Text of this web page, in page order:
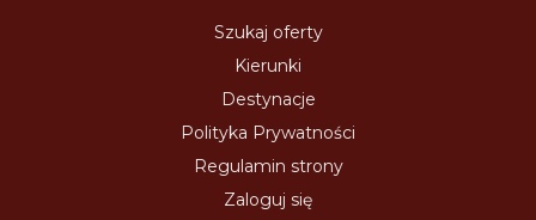
Szukaj oferty
Kierunki
Destynacje
Polityka Prywatności
Regulamin strony
Zaloguj się